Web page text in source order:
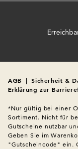
AGB | Sicherheit &
Erklärung zur
*Nur gültig bei einer
Sortiment. Nicht für
Gutscheine nutzbar
Geben Sie im
"Gutscheincode" ein.